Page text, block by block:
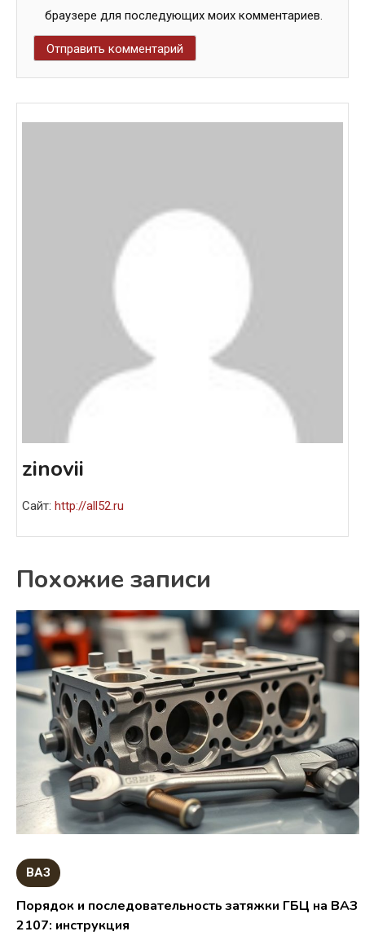
браузере для последующих моих комментариев.
zinovii
Сайт: http://all52.ru
Похожие записи
ВАЗ
Порядок и последовательность затяжки ГБЦ на ВАЗ
2107: инструкция